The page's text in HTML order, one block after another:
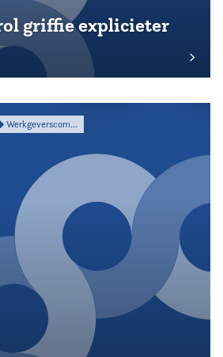
griffie explicieter
Werkgeverscommissie